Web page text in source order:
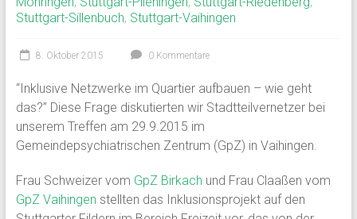
Stuttgart-Sillenbuch, Stuttgart-Vaihingen
8. Oktober 2015 0 Kommentare
“Inklusive Netzwerke im Quartier aufbauen – wie geht
das?” Diese Frage diskutierten wir Stadtteilvernetzer bei
unserem Treffen am 29.9.2015 im
Gemeindepsychiatrischen Zentrum (GpZ) in Vaihingen.
Frau Schweizer vom GpZ Birkach und Frau Claaßen vom
GpZ Vaihingen stellten das Inklusionsprojekt auf den